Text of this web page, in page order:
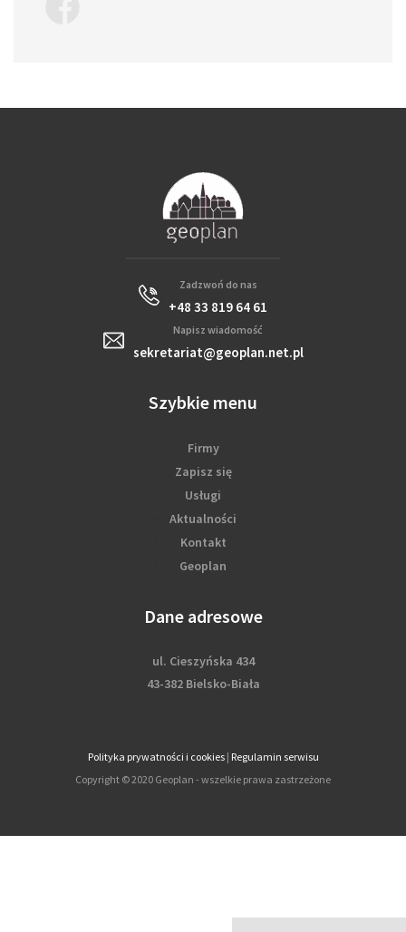
Zadzwoń do nas
+48 33 819 64 61
Napisz wiadomość
sekretariat@geoplan.net.pl
Szybkie menu
Firmy
Zapisz się
Usługi
Aktualności
Kontakt
Geoplan
Dane adresowe
ul. Cieszyńska 434
43-382 Bielsko-Biała
Polityka prywatności i cookies| Regulamin serwisu
Copyright © 2020 Geoplan - wszelkie prawa zastrzeżone